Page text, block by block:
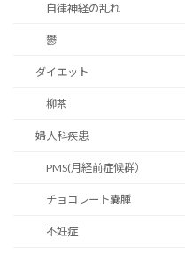
自律神経の乱れ
鬱
ダイエット
柳茶
婦人科疾患
PMS(月経前症候群）
チョコレート嚢腫
不妊症